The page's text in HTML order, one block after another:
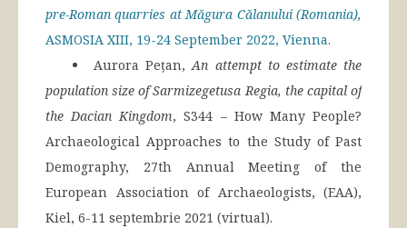
pre-Roman quarries at Măgura Călanului (Romania),
ASMOSIA XIII, 19-24 September 2022, Vienna.
Aurora Pețan,An attempt to estimate the
population size of Sarmizegetusa Regia, the capital of
the Dacian Kingdom, S344 – How Many People?
Archaeological Approaches to the Study of Past
Demography, 27th Annual Meeting of the
European Association of Archaeologists, (EAA),
Kiel, 6-11 septembrie 2021 (virtual).